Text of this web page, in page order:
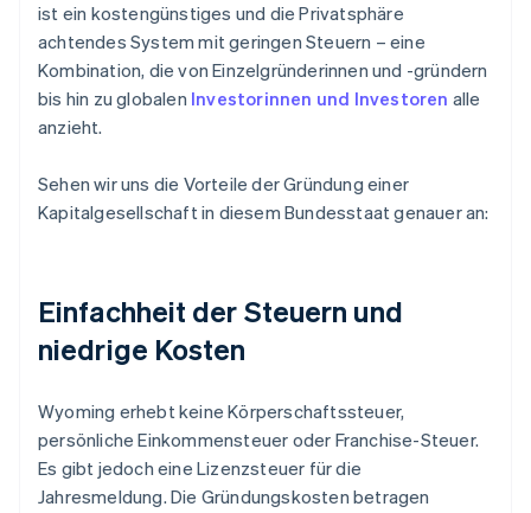
ist ein kostengünstiges und die Privatsphäre
achtendes System mit geringen Steuern – eine
Kombination, die von Einzelgründerinnen und -gründern
bis hin zu globalen Investorinnen und Investoren alle
anzieht.
Sehen wir uns die Vorteile der Gründung einer
Kapitalgesellschaft in diesem Bundesstaat genauer an:
Einfachheit der Steuern und
niedrige Kosten
Wyoming erhebt keine Körperschaftssteuer,
persönliche Einkommensteuer oder Franchise-Steuer.
Es gibt jedoch eine Lizenzsteuer für die
Jahresmeldung. Die Gründungskosten betragen